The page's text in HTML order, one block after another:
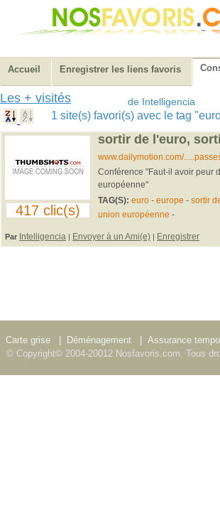
Accueil Enregistrer les liens favoris
Les + visités de Intelligencia
1 site(s) favori(s) avec le tag
417 clic(s)
sortir de l'euro,
www.dailymotion.com/
Conférence "Faut-il avoir peur
européenne"
TAG(S): euro- europe - sortir
union européenne -
Par Intelligencia | Envoyer à un Ami(e) | Enregistrer
Carte grise Déménagement Assurance
© Copyright© 2004-20012 Nosfavoris.com. Tous